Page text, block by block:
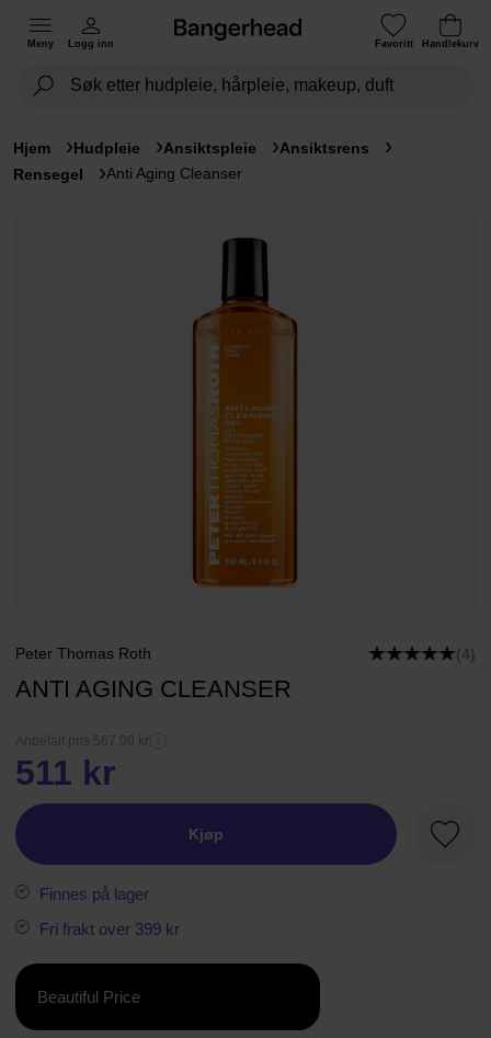
Meny Logg inn Favoritt Handlekurv
Hjem Hudpleie Ansiktspleie
Ansiktsrens
Rensegel
Anti Aging Cleanser
Peter Thomas Roth (4)
ANTI AGING CLEANSER
Anbefalt pris 567,00 kr
511 kr
Kjøp
Finnes på lager
Fri frakt over 399 kr
Beautiful Price